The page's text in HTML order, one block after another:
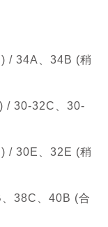
/ 34A、34B (稍
/ 30-32C、30-
/ 30E、32E (稍
38C、40B (合